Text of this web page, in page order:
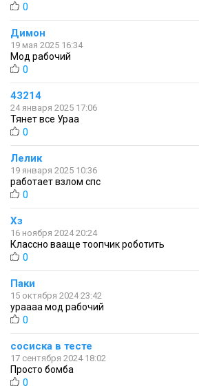
0
Димон
19 мая 2025 16:34
Мод рабочий
0
43214
24 января 2025 17:06
Тянет все Ураа
0
Лелик
19 января 2025 10:36
работает взлом спс
0
Хз
16 ноября 2024 20:24
Классно вааще тоопчик роботить
0
Паки
15 октября 2024 23:42
ураааа мод рабочий
0
сосиска в тесте
17 сентября 2024 18:02
Просто бомба
0